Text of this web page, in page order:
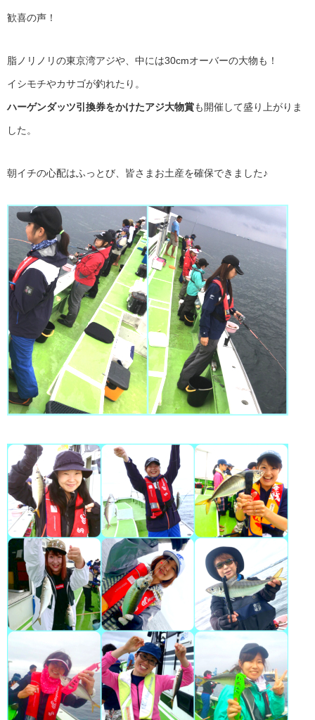
歓喜の声！
脂ノリノリの東京湾アジや、中には30cmオーバーの大物も！
イシモチやカサゴが釣れたり。
ハーゲンダッツ引換券をかけたアジ大物賞も開催して盛り上がりま
した。
朝イチの心配はふっとび、皆さまお土産を確保できました♪